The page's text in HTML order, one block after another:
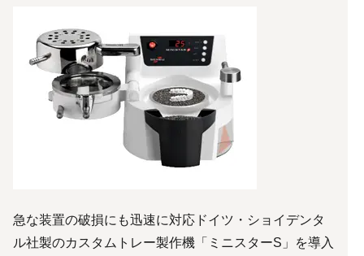
急な装置の破損にも迅速に対応ドイツ・ショイデンタ
ル社製のカスタムトレー製作機「ミニスターS」を導入